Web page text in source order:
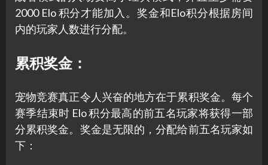
2000 Elo 积分才能加入。奖金和Elo积分根据房间
内的玩家人数进行分配。
累积奖金：
宠物竞赛真正令人兴奋的地方在于累积奖金。每个
赛季结束时 Elo 积分最高的前五名玩家将获得一部
分累积奖金。奖金是无限的，分配给前五名玩家如
下：